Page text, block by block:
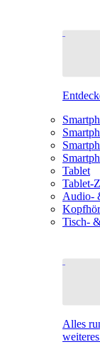
Tablet
Tablet-
Audio-
Tisch-
Alles